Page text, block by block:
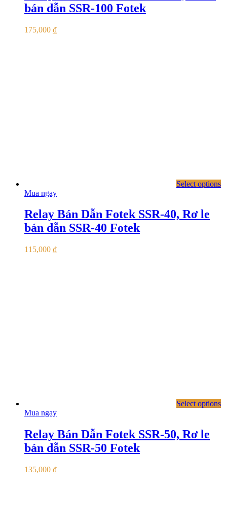
bán dẫn SSR-100 Fotek
175,000 ₫
Select options
Mua ngay
Relay Bán Dẫn Fotek SSR-40, Rơ le
bán dẫn SSR-40 Fotek
115,000 ₫
Select options
Mua ngay
Relay Bán Dẫn Fotek SSR-50, Rơ le
bán dẫn SSR-50 Fotek
135,000 ₫